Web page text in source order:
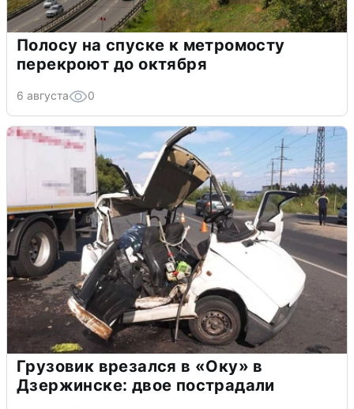
Полосу на спуске к метромосту
перекроют до октября
6 августа 0
Грузовик врезался в «Оку» в
Дзержинске: двое пострадали